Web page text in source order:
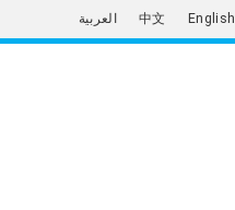
العربية 中文 English